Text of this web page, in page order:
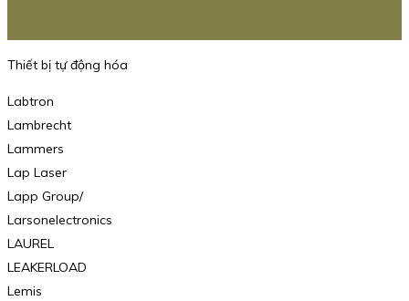
Thiết bị tự động hóa
Labtron
Lambrecht
Lammers
Lap Laser
Lapp Group/
Larsonelectronics
LAUREL
LEAKERLOAD
Lemis